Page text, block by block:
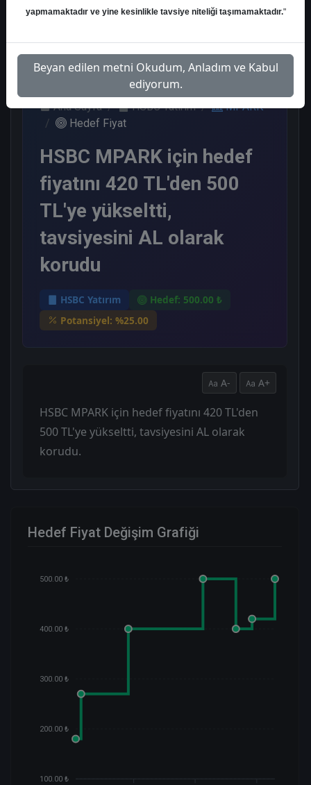
8 2
Ana Sayfa HSBC Yatırım
MPARK
Hedef Fiyat
HSBC MPARK için hedef
fiyatını 420 TL'den 500
TL'ye yükseltti,
tavsiyesini AL olarak
korudu
HSBC Yatırım
Hedef: 500.00 ₺
Potansiyel: %25.00
A- A+
HSBC MPARK için hedef fiyatını 420 TL'den
500 TL'ye yükseltti, tavsiyesini AL olarak
korudu.
Hedef Fiyat Değişim Grafiği
500.00 ₺
400.00 ₺
300.00 ₺
200.00 ₺
100.00 ₺
yapmamaktadır ve yine kesinlikle tavsiye niteliği taşımamaktadır."
Beyan edilen metni Okudum, Anladım ve Kabul
ediyorum.